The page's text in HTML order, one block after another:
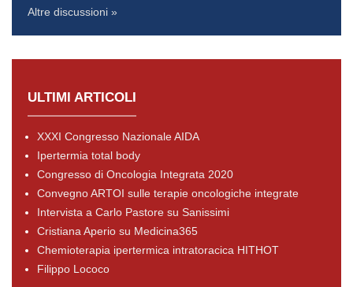
Altre discussioni »
ULTIMI ARTICOLI
XXXI Congresso Nazionale AIDA
Ipertermia total body
Congresso di Oncologia Integrata 2020
Convegno ARTOI sulle terapie oncologiche integrate
Intervista a Carlo Pastore su Sanissimi
Cristiana Aperio su Medicina365
Chemioterapia ipertermica intratoracica HITHOT
Filippo Lococo